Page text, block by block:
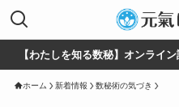
【わたしを知る数秘】オンライ
ホーム 新着情報 数秘術の気づき